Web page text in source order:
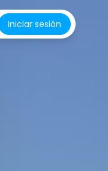
Iniciar sesión